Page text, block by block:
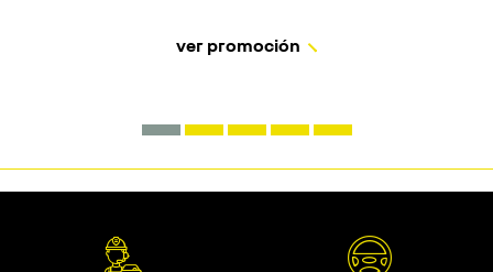
ver promoción